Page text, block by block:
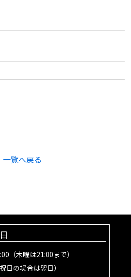
一覧へ戻る
（木曜は21:00まで）
の場合は翌日）